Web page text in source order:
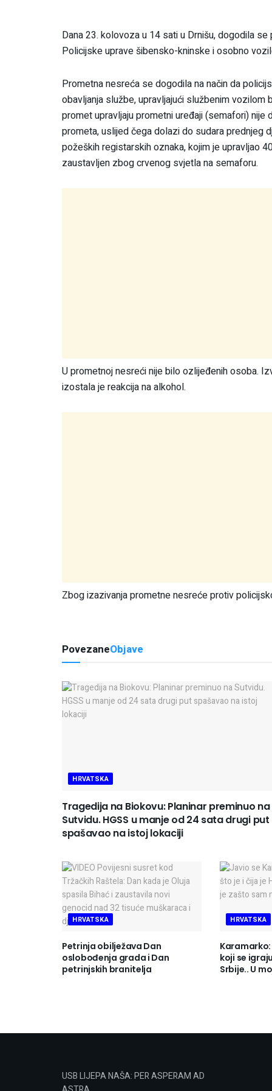
Dana 23. kolovoza u 14 sati u Drnišu, dogodila
Policijske uprave šibensko-kninske i osobno
Prometna nesreća se dogodila na način da
obavljanja službe, upravljajući službenim
promet upravljaju prometni uređaji (semafori)
prometa, uslijed čega dolazi do sudara prednjeg
požeških registarskih oznaka, kojim je upravljao
zaustavljen zbog crvenog svjetla na semaforu.
U prometnoj nesreći nije bilo ozlijeđenih osoba.
izostala je reakcija na alkohol.
Zbog izazivanja prometne nesreće protiv
PovezaneObjave
HRVATSKA
Tragedija na Biokovu: Planinar preminuo na
Sutvidu. HGSS u manje od 24 sata drugi put
spašavao na istoj lokaciji
HRVATSKA
Petrinja obilježava Dan
oslobođenja grada i Dan
petrinjskih branitelja
HRVATSKA
koji se
Srbije.. U
USB LIJEPA NAŠA: PER ASPERAM AD